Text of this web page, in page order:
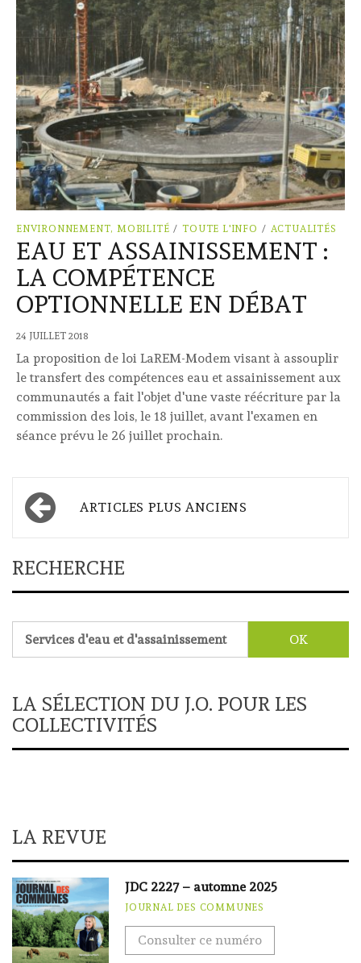
ENVIRONNEMENT, MOBILITÉ / TOUTE L'INFO / ACTUALITÉS
EAU ET ASSAINISSEMENT :
LA COMPÉTENCE
OPTIONNELLE EN DÉBAT
24 JUILLET 2018
La proposition de loi LaREM-Modem visant à assouplir
le transfert des compétences eau et assainissement aux
communautés a fait l'objet d'une vaste réécriture par la
commission des lois, le 18 juillet, avant l'examen en
séance prévu le 26 juillet prochain.
Navigation
des
ARTICLES PLUS ANCIENS
RECHERCHE
Rechercher :
LA SÉLECTION DU J.O. POUR LES
COLLECTIVITÉS
LA REVUE
JDC 2227 – automne 2025
JOURNAL DES COMMUNES
Consulter ce numéro